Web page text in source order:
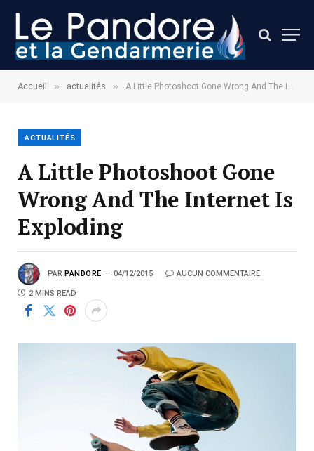
Accueil » actualités » A Little Photoshoot Gone Wrong And The Internet Is Exploding
ACTUALITÉS
A Little Photoshoot Gone
Wrong And The Internet Is
Exploding
PAR PANDORE 04/12/2015 AUCUN COMMENTAIRE
2 MINS READ